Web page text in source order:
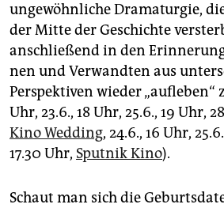
ungewöhnliche Dramaturgie,
der Mitte der Geschichte
anschließend in den
nen und Verwandten aus
Perspektiven wieder „aufleben“
Uhr, 23.6., 18 Uhr, 25.6., 19 Uhr,
Kino Wedding, 24.6., 16 Uhr,
17.30 Uhr, Sputnik Kino).
Schaut man sich die